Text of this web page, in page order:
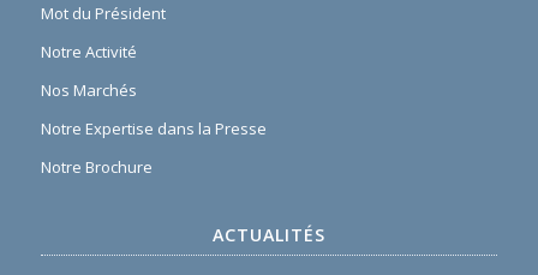
Mot du Président
Notre Activité
Nos Marchés
Notre Expertise dans la Presse
Notre Brochure
ACTUALITÉS